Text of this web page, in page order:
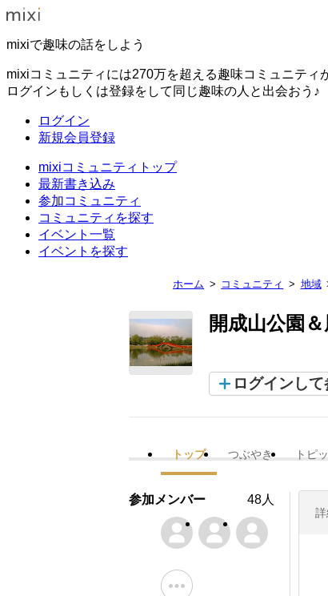
mixiで趣味の話をしよう
mixiコミュニティには270万を超える趣味コミュニティ
ログインもしくは登録をして同じ趣味の人と出会おう♪
ログイン
新規会員登録
mixiコミュニティトップ
最新書き込み
参加コミュニティ
コミュニティを探す
イベント一覧
イベントを探す
ホーム コミュニティ 地域
開成山公園
ログインし
トップ つぶやき トピ
参加メンバー 48人